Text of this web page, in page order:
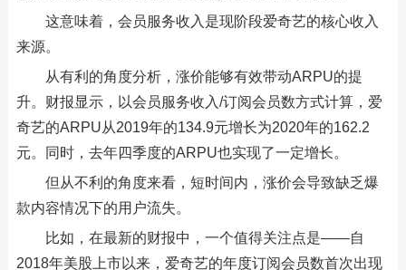
这意味着，会员服务收入是现阶段爱奇艺的核心收入
来源。
从有利的角度分析，涨价能够有效带动ARPU的提
升。财报显示，以会员服务收入/订阅会员数方式计算，爱
奇艺的ARPU从2019年的134.9元增长为2020年的162.2
元。同时，去年四季度的ARPU也实现了一定增长。
但从不利的角度来看，短时间内，涨价会导致缺乏爆
款内容情况下的用户流失。
比如，在最新的财报中，一个值得关注点是——自
2018年美股上市以来，爱奇艺的年度订阅会员数首次出现